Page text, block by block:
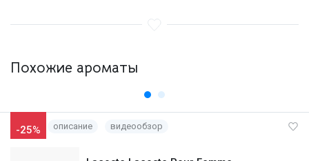
Похожие ароматы
-25% описание видеообзор